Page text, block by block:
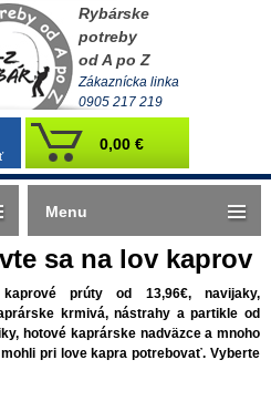
Rybárske
potreby
od A po Z
Zákaznícka linka
0905 217 219
0,00 €
sa na lov kaprov
prúty od 13,96€, navijaky,
krmivá, nástrahy a partikle od
hotové kaprárske nadväzce a mnoho
pri love kapra potrebovať. Vyberte
Menu